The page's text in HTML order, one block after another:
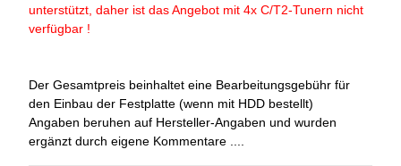
unterstützt, daher ist das Angebot mit 4x C/T2-Tunern nicht
verfügbar !
Der Gesamtpreis beinhaltet eine Bearbeitungsgebühr für
den Einbau der Festplatte (wenn mit HDD bestellt)
Angaben beruhen auf Hersteller-Angaben und wurden
ergänzt durch eigene Kommentare ....